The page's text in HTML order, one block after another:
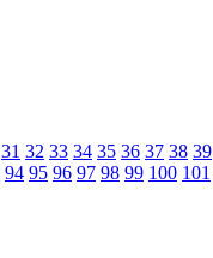
31 32 33 34 35 36 37 38 39
94 95 96 97 98 99 100 101